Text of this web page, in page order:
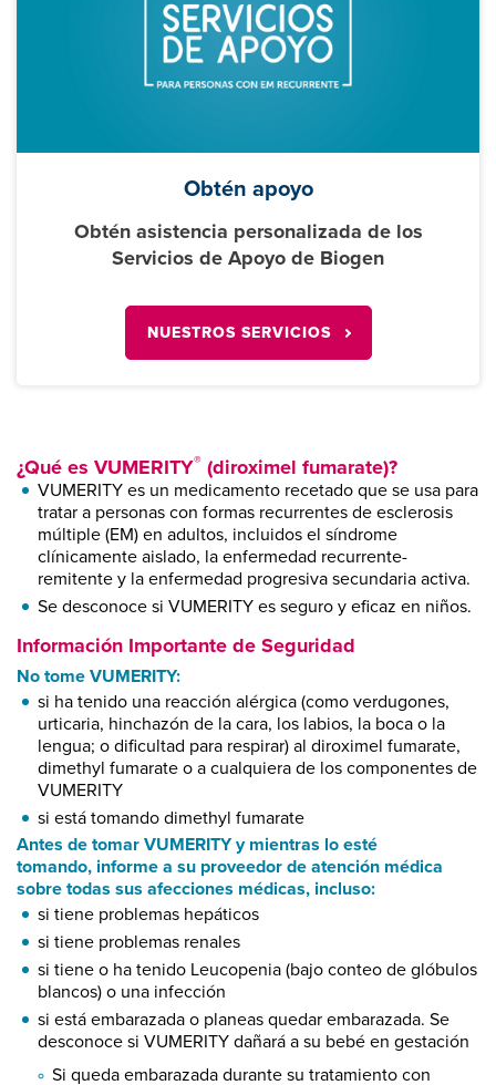
Obtén apoyo
Obtén asistencia personalizada de los
Servicios de Apoyo de Biogen
NUESTROS SERVICIOS
¿Qué es VUMERITY® (diroximel fumarate)?
VUMERITY es un medicamento recetado que se usa para
tratar a personas con formas recurrentes de esclerosis
múltiple (EM) en adultos, incluidos el síndrome
clínicamente aislado, la enfermedad recurrente-
remitente y la enfermedad progresiva secundaria activa.
Se desconoce si VUMERITY es seguro y eficaz en niños.
Información Importante de Seguridad
No tome VUMERITY:
si ha tenido una reacción alérgica (como verdugones,
urticaria, hinchazón de la cara, los labios, la boca o la
lengua; o dificultad para respirar) al diroximel fumarate,
dimethyl fumarate o a cualquiera de los componentes de
VUMERITY
si está tomando dimethyl fumarate
Antes de tomar VUMERITY y mientras lo esté
tomando, informe a su proveedor de atención médica
sobre todas sus afecciones médicas, incluso:
si tiene problemas hepáticos
si tiene problemas renales
si tiene o ha tenido Leucopenia (bajo conteo de glóbulos
blancos) o una infección
si está embarazada o planeas quedar embarazada. Se
desconoce si VUMERITY dañará a su bebé en gestación
Si queda embarazada durante su tratamiento con